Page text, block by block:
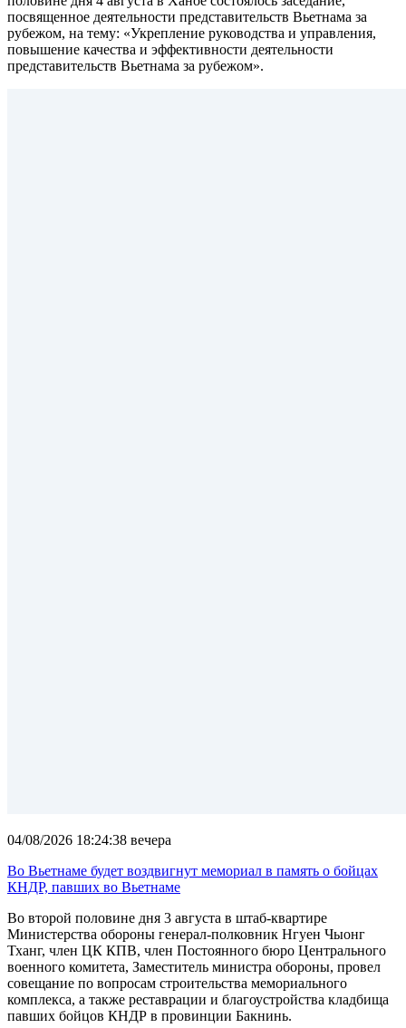
посвященное деятельности представительств Вьетнама за
рубежом, на тему: «Укрепление руководства и управления,
повышение качества и эффективности деятельности
представительств Вьетнама за рубежом».
04/08/2026 18:24:38 вечера
Во Вьетнаме будет воздвигнут мемориал в память о бойцах
КНДР, павших во Вьетнаме
Во второй половине дня 3 августа в штаб-квартире
Министерства обороны генерал-полковник Нгуен Чыонг
Тханг, член ЦК КПВ, член Постоянного бюро Центрального
военного комитета, Заместитель министра обороны, провел
совещание по вопросам строительства мемориального
комплекса, а также реставрации и благоустройства кладбища
павших бойцов КНДР в провинции Бакнинь.